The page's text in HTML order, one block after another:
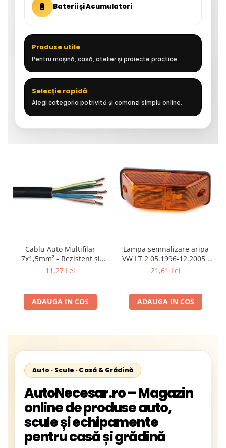
🔋 Baterii și Acumulatori
Produse utile
Pentru mașină, casă, atelier și proiecte practice.
Selecție rapidă
Alegi categoria potrivită și comanzi simplu online.
Cablu Auto Multifilar
7x1,5mm² - Rezistent și
Flexibil pentru Remorci 12V-
11,27 Lei
ADAUGA IN COS
Lampa semnalizare aripa
VW LT 2 05.1996-12.2005 ;
Mercedes Sprinter 1995-
Neoplan Euroliner,
Starliner,Centroliner,
21,61 Lei
ADAUGA IN COS
Auto · Scule · Casă & Grădină
AutoNecesar.ro – Magazin
online de produse auto,
scule și echipamente
pentru casă și grădină